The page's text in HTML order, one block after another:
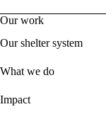
Our work
Our shelter system
What we do
Impact